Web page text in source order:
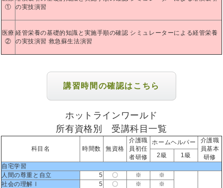
①
の実技演習
医療
②
経管栄養の基礎的知識と実施手順の確認 シミュレーターによる経管栄養
の実技演習 救急蘇生法演習
講習時間の確認はこちら
ホットラインワールド
所有資格別 受講科目一覧
科目名 時間数 無資格
介護職
員初任
者研修
ホームヘルパー
介護職
員基本
研修
2級
1級
自宅学習
人間の尊重と自立
5 〇 ※ ※
社会の理解Ⅰ 5 〇 ※
※